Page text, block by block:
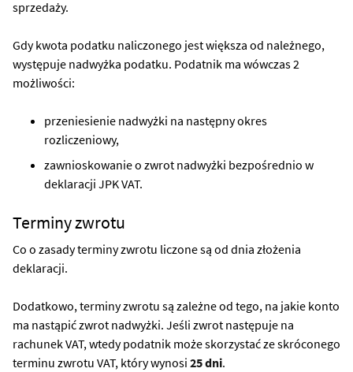
sprzedaży.
Gdy kwota podatku naliczonego jest większa od należnego,
występuje nadwyżka podatku. Podatnik ma wówczas 2
możliwości:
przeniesienie nadwyżki na następny okres
rozliczeniowy,
zawnioskowanie o zwrot nadwyżki bezpośrednio w
deklaracji JPK VAT.
Terminy zwrotu
Co o zasady terminy zwrotu liczone są od dnia złożenia
deklaracji.
Dodatkowo, terminy zwrotu są zależne od tego, na jakie konto
ma nastąpić zwrot nadwyżki. Jeśli zwrot następuje na
rachunek VAT, wtedy podatnik może skorzystać ze skróconego
terminu zwrotu VAT, który wynosi 25 dni.